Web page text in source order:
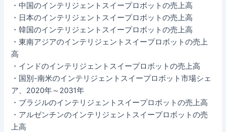
・中国のインテリジェントスイープロボットの売上高
・日本のインテリジェントスイープロボットの売上高
・韓国のインテリジェントスイープロボットの売上高
・東南アジアのインテリジェントスイープロボットの売上
高
・インドのインテリジェントスイープロボットの売上高
・国別-南米のインテリジェントスイープロボット市場シェ
ア、2020年～2031年
・ブラジルのインテリジェントスイープロボットの売上高
・アルゼンチンのインテリジェントスイープロボットの売
上高